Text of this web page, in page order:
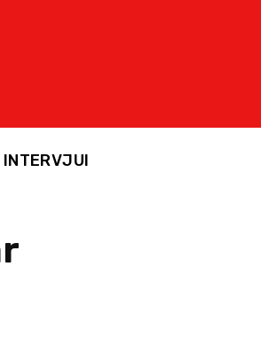
INTERVJUI